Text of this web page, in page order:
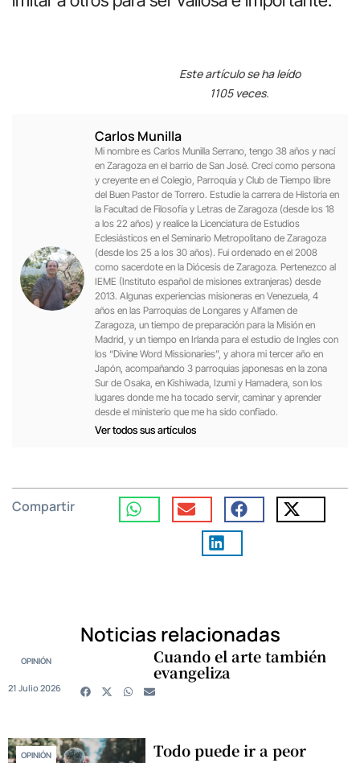
Este artículo se ha leído
1105 veces.
Carlos Munilla
Mi nombre es Carlos Munilla Serrano, tengo 38 años y nací
en Zaragoza en el barrio de San José. Crecí como persona
y creyente en el Colegio, Parroquia y Club de Tiempo libre
del Buen Pastor de Torrero. Estudie la carrera de Historia en
la Facultad de Filosofía y Letras de Zaragoza (desde los 18
a los 22 años) y realice la Licenciatura de Estudios
Eclesiásticos en el Seminario Metropolitano de Zaragoza
(desde los 25 a los 30 años). Fui ordenado en el 2008
como sacerdote en la Diócesis de Zaragoza. Pertenezco al
IEME (Instituto español de misiones extranjeras) desde
2013. Algunas experiencias misioneras en Venezuela, 4
años en las Parroquias de Longares y Alfamen de
Zaragoza, un tiempo de preparación para la Misión en
Madrid, y un tiempo en Irlanda para el estudio de Ingles con
los “Divine Word Missionaries”, y ahora mi tercer año en
Japón, acompañando 3 parroquias japonesas en la zona
Sur de Osaka, en Kishiwada, Izumi y Hamadera, son los
lugares donde me ha tocado servir, caminar y aprender
desde el ministerio que me ha sido confiado.
Ver todos sus artículos
Compartir
Noticias relacionadas
OPINIÓN Cuando el arte también
evangeliza
21 Julio 2026
OPINIÓN Todo puede ir a peor